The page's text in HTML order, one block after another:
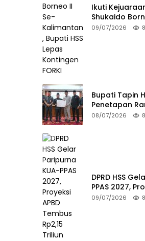
Ikuti
Shukaido
Kalimantan,
09/07/2026
Bupati Tapin
Penetapan
Perubahan
08/07/2026
DPRD HSS
PPAS 2027,
Tembus
09/07/2026